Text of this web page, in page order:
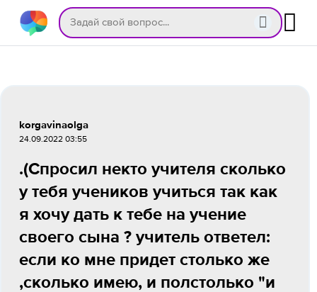
korgavinaolga
24.09.2022 03:55
.(Спросил некто учителя сколько
у тебя учеников учиться так как
я хочу дать к тебе на учение
своего сына ? учитель ответел:
если ко мне придет столько же
,сколько имею, и полстолько "и